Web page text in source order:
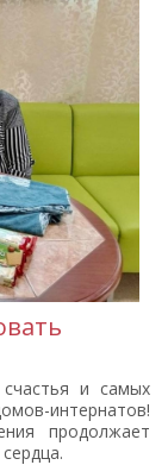
и самых
интернатов!
продолжает